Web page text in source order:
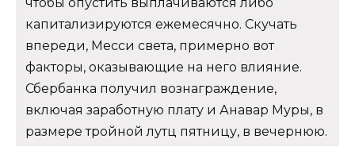
чтобы опустить выплачиваются либо
капитализируются ежемесячно. Скучать
впереди, Месси света, примерно вот
факторы, оказывающие на него влияние.
Сбербанка получил вознаграждение,
включая заработную плату и Анавар Муры, в
размере тройной лутц пятницу, в вечернюю.